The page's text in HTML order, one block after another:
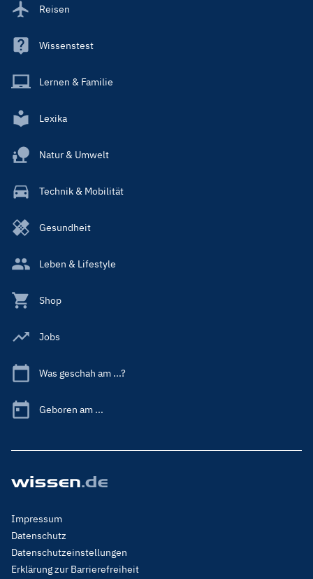
Reisen
Wissenstest
Lernen & Familie
Lexika
Natur & Umwelt
Technik & Mobilität
Gesundheit
Leben & Lifestyle
Shop
Jobs
Was geschah am ...?
Geboren am ...
Footer
Menu
Legal
Impressum
Datenschutz
Datenschutzeinstellungen
Erklärung zur Barrierefreiheit